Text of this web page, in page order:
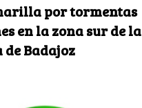
por tormentas
en la zona sur de la
Badajoz